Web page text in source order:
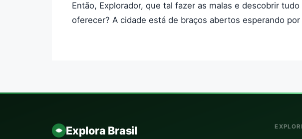
Então, Explorador, que tal fazer as malas e descobrir
oferecer? A cidade está de braços abertos esperando por
Explora Brasil